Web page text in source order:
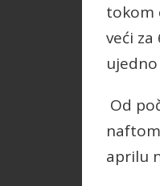
tokom
veći
Od
aprilu